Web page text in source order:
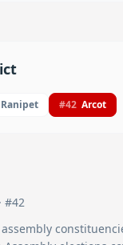
Ranipet #42 Arcot
#42
assembly